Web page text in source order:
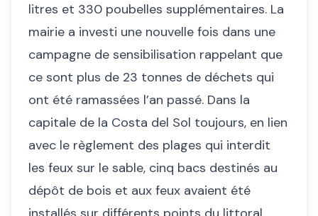
litres et 330 poubelles supplémentaires. La
mairie a investi une nouvelle fois dans une
campagne de sensibilisation rappelant que
ce sont plus de 23 tonnes de déchets qui
ont été ramassées l’an passé. Dans la
capitale de la Costa del Sol toujours, en lien
avec le règlement des plages qui interdit
les feux sur le sable, cinq bacs destinés au
dépôt de bois et aux feux avaient été